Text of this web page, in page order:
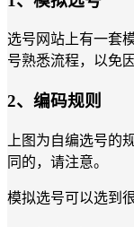
选号网站上有一套
号熟悉流程，以免
2、编码规则
上图为自编选号的
同的，请注意。
模拟选号可以选到